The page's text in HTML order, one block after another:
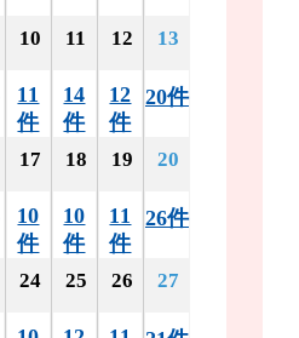
10
11
件
11
14
件
12
12
件
13
20件
17
10
件
18
10
件
19
11
件
20
26件
24 25 26 27